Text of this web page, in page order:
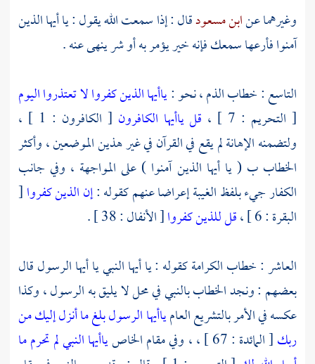
وغيرهما عنابن مسعودقال : إذا سمعت الله يقول : يا أيها الذين
آمنوا فأرعها سمعك فإنه خير يؤمر به أو شر ينهى عنه .
التاسع : خطاب الذم ، نحو :ياأيها الذين كفروا لا تعتذروا اليوم
[ التحريم : 7 ] ،
قل ياأيها الكافرون
[ الكافرون : 1 ] ،
ولتضمنه الإهانة لم يقع في القرآن في غير هذين الموضعين ، وأكثر
الخطاب ب ( يا أيها الذين آمنوا ) على المواجهة ، وفي جانب
الكفار جيء بلفظ الغيبة إعراضا عنهم كقوله :إن الذين كفروا[
البقرة : 6 ] ،
قل للذين كفروا[ الأنفال : 38 ] .
العاشر : خطاب الكرامة كقوله : يا أيها النبي يا أيها الرسول قال
بعضهم : ونجد الخطاب بالنبي في محل لا يليق به الرسول ، وكذا
عكسه في الأمر بالتشريع العامياأيها الرسول بلغ ما أنزل إليك من
ربك[ المائدة : 67 ] ، ، وفي مقام الخاص
ياأيها النبي لم تحرم ما